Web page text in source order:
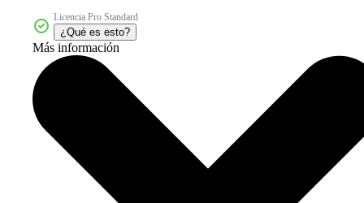
Licencia Pro Standard
¿Qué es esto?
Más información